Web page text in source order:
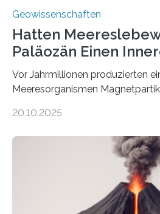
Geowissenschaften
Hatten
Paläozän Einen
Vor Jahrmillionen produzierten
Meeresorganismen
Sedimenten zu finden sind. Nun
Domänen auf einem dieser
einer raffinierten Methode an der
Röntgenquelle zu kartieren. Ihre
diese Partikel es den
könnten, winzige Schwankungen
20.10.2025